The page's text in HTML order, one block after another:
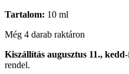
Tartalom: 10 ml
Még 4 darab raktáron
Kiszállítás augusztus 11., kedd
rendel.